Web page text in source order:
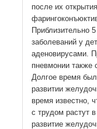
после их
Приблизительно
заболеваний у
аденовирусами.
пневмонии также
Долгое время
развитии
время известно,
с трудом растут
развитие